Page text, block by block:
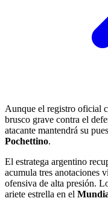
Aunque el registro oficial
brusco grave contra el
atacante mantendrá su
Pochettino.
El estratega argentino
acumula tres anotaciones
ofensiva de alta presión.
ariete estrella en el